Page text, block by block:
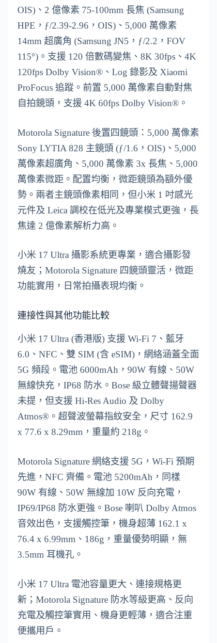
OIS)、2 億像素 75-100mm 長焦 (Samsung
HPE，ƒ/2.39-2.96，OIS)、5,000 萬像素
14mm 超廣角 (Samsung JN5，ƒ/2.2，FOV
115°)。支援 120 倍數碼變焦、8K 30fps、4K
120fps Dolby Vision®、Log 錄影及 Xiaomi
ProFocus 追蹤。前置 5,000 萬像素自動對焦
自拍鏡頭，支援 4K 60fps Dolby Vision®。
Motorola Signature 後置四鏡頭：5,000 萬像素
Sony LYTIA 828 主鏡頭 (ƒ/1.6，OIS)、5,000
萬像素超廣角、5,000 萬像素 3x 長焦、5,000
萬像素微距。配置均衡，微距鏡頭為額外優
勢。兩者主鏡頭像素相同，但小米 1 吋感光
元件及 Leica 調校在低光及專業模式更強，長
焦達 2 億像素解析力高。
小米 17 Ultra 攝影系統更專業，適合攝影發
燒友；Motorola Signature 四鏡頭靈活，微距
功能實用，日常拍攝表現均衡。
連接性與其他功能比較
小米 17 Ultra (香港版) 支援 Wi-Fi 7、藍牙
6.0、NFC、雙 SIM (含 eSIM)，網絡涵蓋全面
5G 頻段。電池 6000mAh，90W 有線、50W
無線快充，IP68 防水。Bose 級立體聲揚聲器
未提，但支援 Hi-Res Audio 及 Dolby
Atmos®。超聲波螢幕指紋安全，尺寸 162.9
x 77.6 x 8.29mm，重量約 218g。
Motorola Signature 網絡支援 5G，Wi-Fi 預期
先進，NFC 齊備。電池 5200mAh，同樣
90W 有線、50W 無線加 10W 反向充電，
IP69/IP68 防水更強。Bose 喇叭 Dolby Atmos
音效出色，支援觸控筆，機身超薄 162.1 x
76.4 x 6.99mm、186g，重量優勢明顯，無
3.5mm 耳機孔。
小米 17 Ultra 電池容量更大、連接規格更
新；Motorola Signature 防水等級更高、反向
充電及觸控筆實用、機身更輕薄，適合注重
便攜用戶。